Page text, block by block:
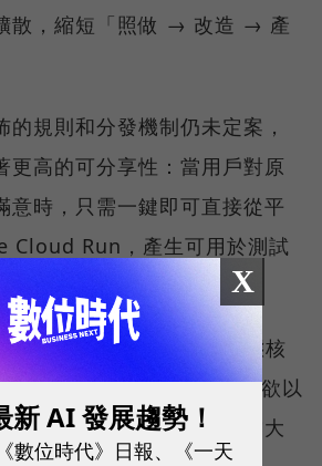
散，縮短「照做 → 改造 → 產
的規則和分發機制仍未定案，
更高的可分享性：當用戶對原
意時，只需一鍵即可直接從平
Cloud Run，產生可用於測試
。
將 AI Studio 置於其生態核
AI（代理式 AI）方向，欲以
與更豐富的功能組件，支撐大
X
新 AI 發展趨勢！
數位時代》日報、《一天